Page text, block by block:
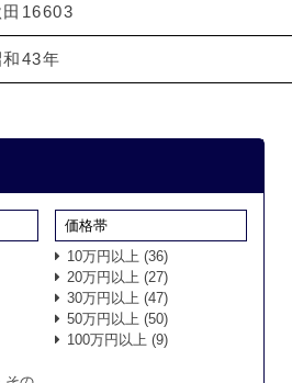
田16603
和43年
価格帯
10万円以上 (36)
20万円以上 (27)
30万円以上 (47)
50万円以上 (50)
100万円以上 (9)